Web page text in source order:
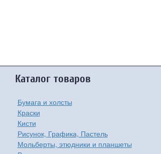
Каталог товаров
Бумага и холсты
Краски
Кисти
Рисунок, Графика, Пастель
Мольберты, этюдники и планшеты